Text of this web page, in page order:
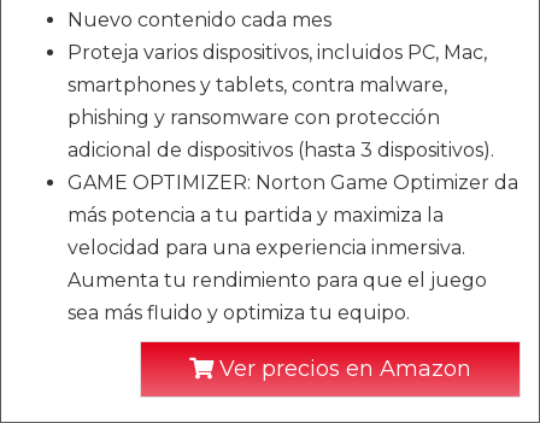
Nuevo contenido cada mes
Proteja varios dispositivos, incluidos PC, Mac,
smartphones y tablets, contra malware,
phishing y ransomware con protección
adicional de dispositivos (hasta 3 dispositivos).
GAME OPTIMIZER: Norton Game Optimizer da
más potencia a tu partida y maximiza la
velocidad para una experiencia inmersiva.
Aumenta tu rendimiento para que el juego
sea más fluido y optimiza tu equipo.
Ver precios en Amazon